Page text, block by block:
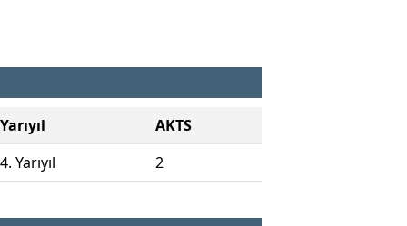
Yarıyıl
AKTS
4. Yarıyıl 2